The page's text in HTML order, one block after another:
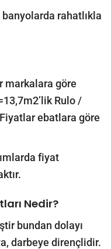
rahatlıkla
markalara göre
Rulo /
ebatlara göre
fiyat
Nedir?
bundan dolayı
darbeye dirençlidir.